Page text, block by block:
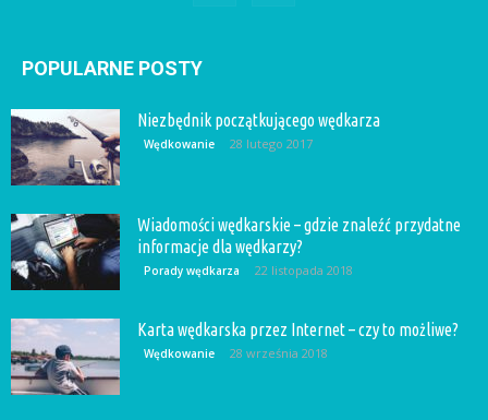
POPULARNE POSTY
Niezbędnik początkującego wędkarza
Wędkowanie 28 lutego 2017
Wiadomości wędkarskie – gdzie znaleźć przydatne
informacje dla wędkarzy?
Porady wędkarza 22 listopada 2018
Karta wędkarska przez Internet – czy to możliwe?
Wędkowanie 28 września 2018